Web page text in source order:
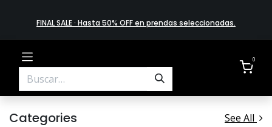
FINAL SALE · Hasta 50% OFF en prendas​ selecciona​das.
0
Categories See All